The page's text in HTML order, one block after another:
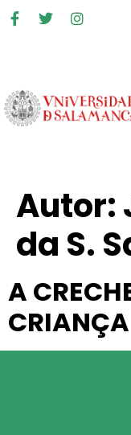
Autor:
da S.
A
CRIANÇA